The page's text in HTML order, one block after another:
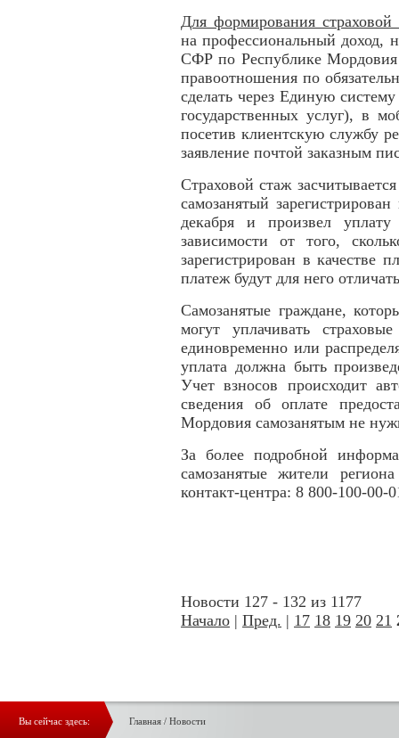
Для формирования
на профессиональный доход,
СФР по Республике Мордовия
правоотношения по
сделать через Единую
государственных услуг), в
посетив клиентскую службу
заявление почтой заказным
Страховой стаж
самозанятый
декабря и произвел
зависимости от того,
зарегистрирован в качестве
платеж будут для него
Самозанятые граждане,
могут уплачивать
единовременно или
уплата должна быть
Учет взносов происходит
сведения об оплате
Мордовия самозанятым не
За более подробной
самозанятые жители
контакт-центра: 8 800-100-00-
Новости 127 - 132 из 1177
Начало | Пред. | 17 18 19 20 21
Вы сейчас здесь: Главная/ Новости